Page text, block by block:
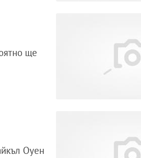
ще
Оуен